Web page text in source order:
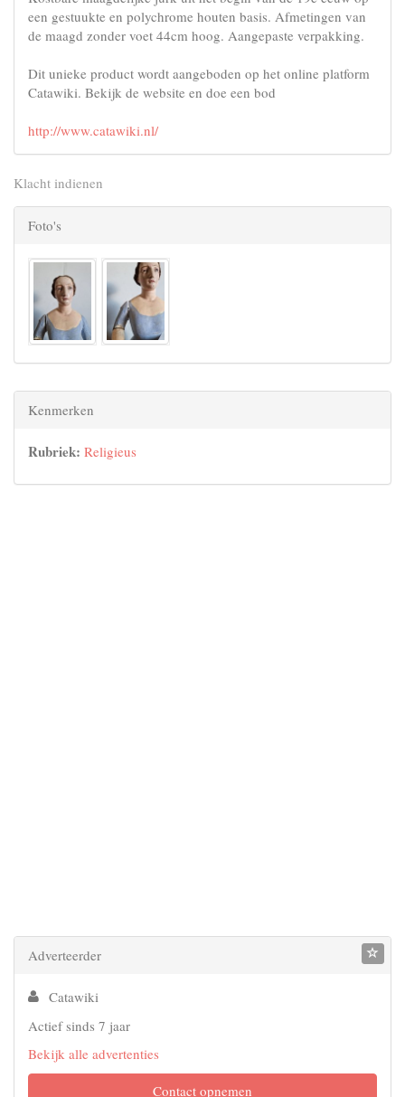
een gestuukte en polychrome houten basis. Afmetingen van
de maagd zonder voet 44cm hoog. Aangepaste verpakking.
Dit unieke product wordt aangeboden op het online platform
Catawiki. Bekijk de website en doe een bod
http://www.catawiki.nl/
Klacht indienen
Foto's
Kenmerken
Rubriek: Religieus
Adverteerder
Catawiki
Actief sinds 7 jaar
Bekijk alle advertenties
Contact opnemen